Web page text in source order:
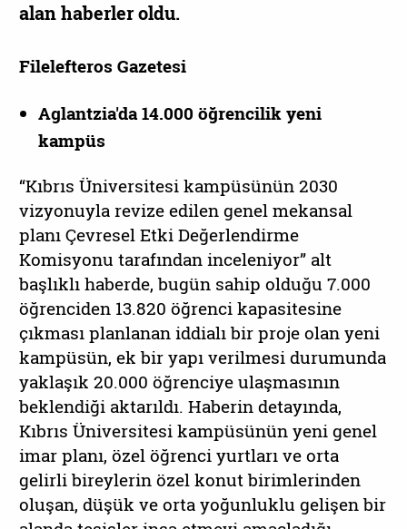
alan haberler oldu.
Filelefteros Gazetesi
Aglantzia'da 14.000 öğrencilik yeni
kampüs
“Kıbrıs Üniversitesi kampüsünün 2030
vizyonuyla revize edilen genel mekansal
planı Çevresel Etki Değerlendirme
Komisyonu tarafından inceleniyor” alt
başlıklı haberde, bugün sahip olduğu 7.000
öğrenciden 13.820 öğrenci kapasitesine
çıkması planlanan iddialı bir proje olan yeni
kampüsün, ek bir yapı verilmesi durumunda
yaklaşık 20.000 öğrenciye ulaşmasının
beklendiği aktarıldı. Haberin detayında,
Kıbrıs Üniversitesi kampüsünün yeni genel
imar planı, özel öğrenci yurtları ve orta
gelirli bireylerin özel konut birimlerinden
oluşan, düşük ve orta yoğunluklu gelişen bir